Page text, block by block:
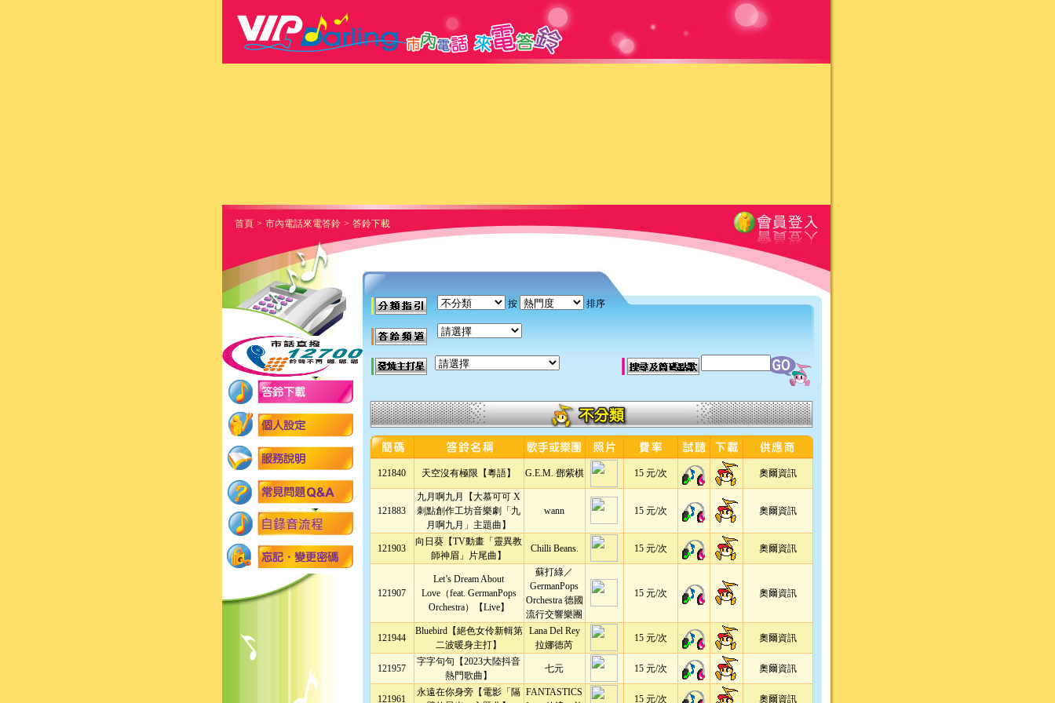
首頁 > 市內電話來電答鈴 > 答鈴下載
按 排序
121840 天空沒有極限【粵語】 G.E.M. 鄧紫棋 15 元/次 奧爾資訊
121883
九月啊九月【大慕可可 X
刺點創作工坊音樂劇「九
月啊九月」主題曲】
wann 15 元/次 奧爾資訊
121903
向日葵【TV動畫「靈異教
師神眉」片尾曲】
Chilli Beans. 15 元/次 奧爾資訊
121907
Let’s Dream About
Love（feat. GermanPops
Orchestra）【Live】
蘇打綠／
GermanPops
Orchestra 德國
流行交響樂團
15 元/次 奧爾資訊
121944
Bluebird【絕色女伶新輯第
二波暖身主打】
Lana Del Rey
拉娜德芮
15 元/次 奧爾資訊
121957
字字句句【2023大陸抖音
熱門歌曲】
七元 15 元/次 奧爾資訊
121961
永遠在你身旁【電影「隔 FANTASTICS
15 元/次 奧爾資訊